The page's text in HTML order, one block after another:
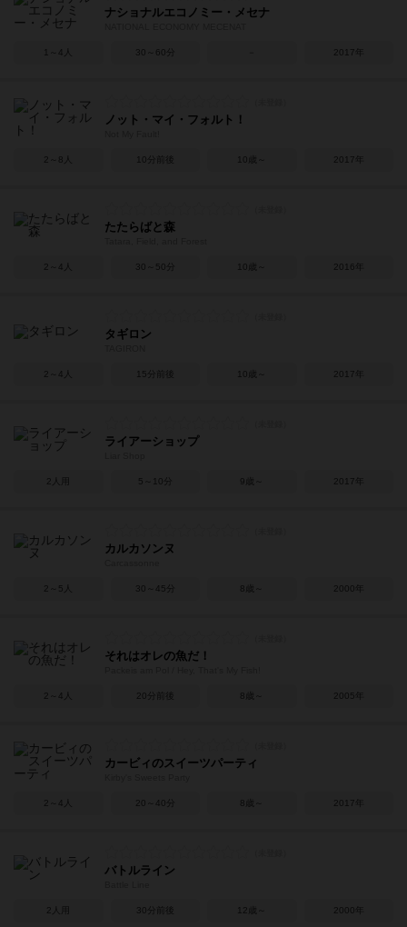
ナショナルエコノミー・メセナ
1～4人 30～60分 2017年
ノット・マイ・フォルト！
2～8人 10分前後 10歳～ 2017年
たたらばと森
2～4人 30～50分 10歳～ 2016年
タギロン
2～4人 15分前後 10歳～ 2017年
ライアーショップ
2人用 5～10分 9歳～ 2017年
カルカソンヌ
2～5人 30～45分 8歳～ 2000年
それはオレの魚だ！
2～4人 20分前後 8歳～ 2005年
カービィのスイーツパーティ
2～4人 20～40分 8歳～ 2017年
バトルライン
2人用 30分前後 12歳～ 2000年